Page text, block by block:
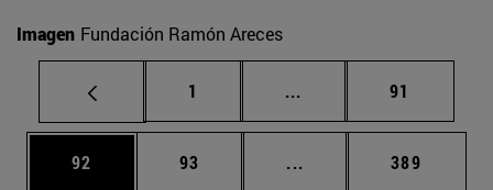
Imagen Fundación Ramón Areces
Página
1 ... Páginas intermedias
Página
91
Página
92 Página
93 ... Páginas intermedias
Página
389